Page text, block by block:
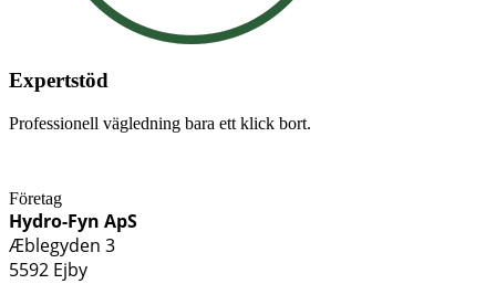
Expertstöd
Professionell vägledning bara ett klick bort.
Företag
Hydro-Fyn ApS
Æblegyden 3
5592 Ejby